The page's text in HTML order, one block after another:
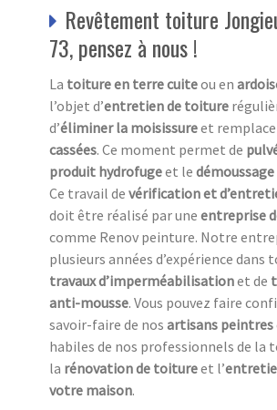
Revêtement toiture
73, pensez à nous !
La toiture en terre cuiteou en
l’objet d’entretien de toiture
d’éliminer la moisissureet
cassées. Ce moment permet de
produit hydrofugeet le
Ce travail de vérification et
doit être réalisé par une entreprise
comme Renov peinture. Notre
plusieurs années d’expérience dans
travaux d’imperméabilisationet de
anti-mousse. Vous pouvez faire
savoir-faire de nos artisans peintres
habiles de nos professionnels de la
la rénovation de toitureet l’
votre maison.